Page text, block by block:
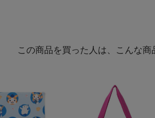
この商品を買った人は、こんな商